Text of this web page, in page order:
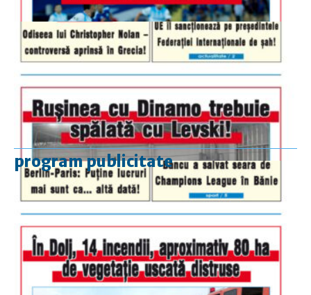
program publicitate
luni-vineri
9.00 - 17.00
duminică
9.00 - 12.00